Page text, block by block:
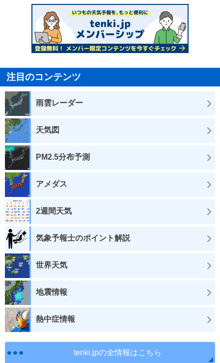
注目のコンテンツ
雨雲レーダー
天気図
PM2.5分布予測
アメダス
2週間天気
気象予報士のポイント解説
世界天気
地震情報
熱中症情報
tenki.jpの全情報はこちら